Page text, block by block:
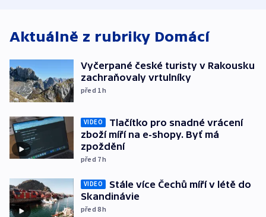
Aktuálně z rubriky Domácí
Vyčerpané české turisty v Rakousku
zachraňovaly vrtulníky
před 1h
VIDEO
Tlačítko pro snadné vrácení
zboží míří na e-shopy. Byť má
zpoždění
před 7h
VIDEO
Stále více Čechů míří v létě do
Skandinávie
před 8h